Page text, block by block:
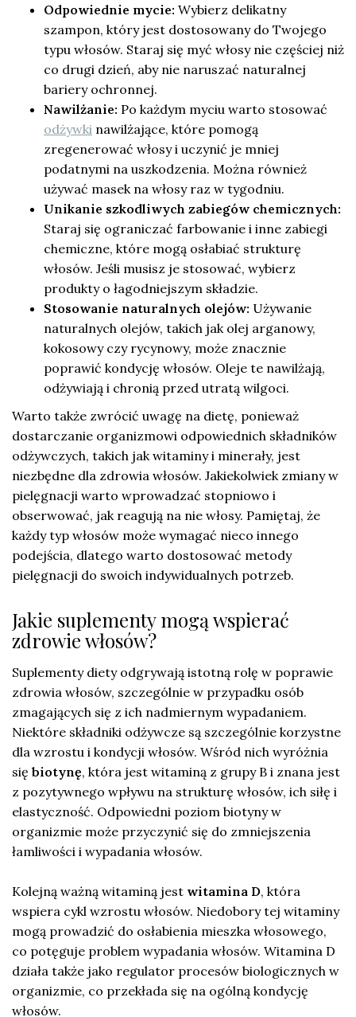
Odpowiednie mycie: Wybierz delikatny
szampon, który jest dostosowany do Twojego
typu włosów. Staraj się myć włosy nie częściej niż
co drugi dzień, aby nie naruszać naturalnej
bariery ochronnej.
Nawilżanie: Po każdym myciu warto stosować
odżywki nawilżające, które pomogą
zregenerować włosy i uczynić je mniej
podatnymi na uszkodzenia. Można również
używać masek na włosy raz w tygodniu.
Unikanie szkodliwych zabiegów chemicznych:
Staraj się ograniczać farbowanie i inne zabiegi
chemiczne, które mogą osłabiać strukturę
włosów. Jeśli musisz je stosować, wybierz
produkty o łagodniejszym składzie.
Stosowanie naturalnych olejów: Używanie
naturalnych olejów, takich jak olej arganowy,
kokosowy czy rycynowy, może znacznie
poprawić kondycję włosów. Oleje te nawilżają,
odżywiają i chronią przed utratą wilgoci.
Warto także zwrócić uwagę na dietę, ponieważ
dostarczanie organizmowi odpowiednich składników
odżywczych, takich jak witaminy i minerały, jest
niezbędne dla zdrowia włosów. Jakiekolwiek zmiany w
pielęgnacji warto wprowadzać stopniowo i
obserwować, jak reagują na nie włosy. Pamiętaj, że
każdy typ włosów może wymagać nieco innego
podejścia, dlatego warto dostosować metody
pielęgnacji do swoich indywidualnych potrzeb.
Jakie suplementy mogą wspierać
zdrowie włosów?
Suplementy diety odgrywają istotną rolę w poprawie
zdrowia włosów, szczególnie w przypadku osób
zmagających się z ich nadmiernym wypadaniem.
Niektóre składniki odżywcze są szczególnie korzystne
dla wzrostu i kondycji włosów. Wśród nich wyróżnia
się biotynę, która jest witaminą z grupy B i znana jest
z pozytywnego wpływu na strukturę włosów, ich siłę i
elastyczność. Odpowiedni poziom biotyny w
organizmie może przyczynić się do zmniejszenia
łamliwości i wypadania włosów.
Kolejną ważną witaminą jest witamina D, która
wspiera cykl wzrostu włosów. Niedobory tej witaminy
mogą prowadzić do osłabienia mieszka włosowego,
co potęguje problem wypadania włosów. Witamina D
działa także jako regulator procesów biologicznych w
organizmie, co przekłada się na ogólną kondycję
włosów.